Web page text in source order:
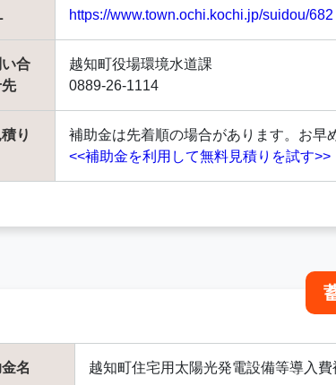
https://www.town.ochi.kochi.jp/suidou/682
合
越知町役場環境水道課
0889-26-1114
り
補助金は先着順の場合があります。お早
<<補助金を利用して無料見積りを試す>>
名 越知町住宅用太陽光発電設備等導入費